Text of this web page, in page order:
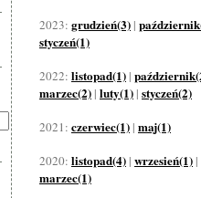
2023: grudzień(3) |
styczeń(1)
2022: listopad(1) |
marzec(2) | luty(1) | styczeń(2)
2021: czerwiec(1) | maj(1)
2020: listopad(4) | wrzesień(1) |
marzec(1)